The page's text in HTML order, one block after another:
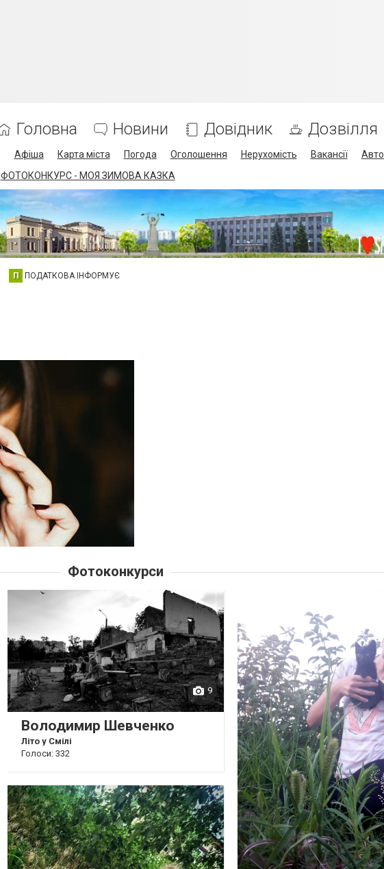
Головна Новини Довідник Дозвілля
Афіша Карта міста Погода Оголошення Нерухомість Вакансії
ФОТОКОНКУРС - МОЯ ЗИМОВА КАЗКА
П ПОДАТКОВА ІНФОРМУЄ
Фотоконкурси
9
Володимир Шевченко
Літо у Смілі
Голоси: 332